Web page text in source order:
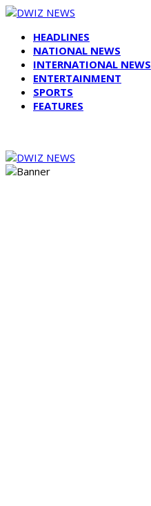
HEADLINES
NATIONAL NEWS
INTERNATIONAL NEWS
ENTERTAINMENT
SPORTS
FEATURES